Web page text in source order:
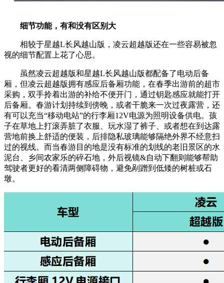
细节功能，有和没有区别 大
相较于星越L长风越山版，凌云超越版还在一些容易被忽
视的细节配置上花了心思。
虽然凌云超越版和星越L长风越山版都配备了电动后备
厢，但凌云超越版拥有感应后备厢功能，在春季出游前的超市
采购，双手拎着出游的补给不便开门，通过钥匙感应就能打开
后备厢。春游计划持续到傍晚，或者干脆来一次过夜露营，还
有可以充当“移动电站”的行李厢12V电源为照明设备供电。孩
子在草地上打滚弄脏了衣服、玩水湿了裤子、或者想在到达露
营地前换上舒适的便装，后排隐私玻璃能够隔绝外界不经意扫
过的视线。而当春游目的地是没有标准的划线的老旧景区的水
泥台、乡间农家乐的碎石地，外后视镜&自动下翻则能够帮助
驾驶者更好的看清两侧障碍物，避免剐蹭到低矮的树桩或石
墩。